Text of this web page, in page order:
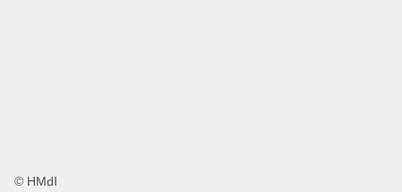
© HMdI